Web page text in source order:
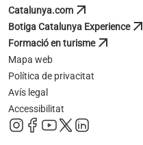
Catalunya.com arrow_outward
s'obre en una pestanya nova
Botiga Catalunya Experiencearrow_outward
s'obre en una pestanya nova
Formació en turismearrow_outward
s'obre en una pestanya nova
Mapa web
Política de privacitat
Avís legal
Accessibilitat